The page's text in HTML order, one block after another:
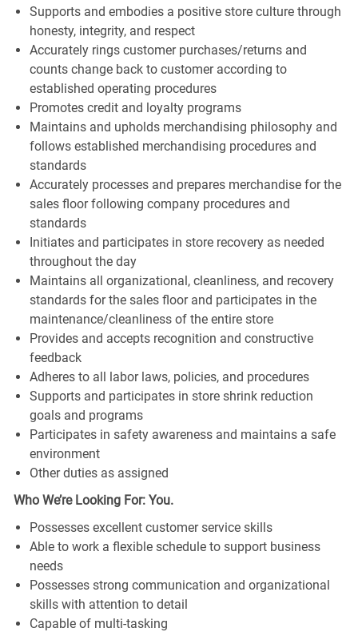
Supports and embodies a positive store culture through
honesty, integrity, and respect
Accurately rings customer purchases/returns and
counts change back to customer according to
established operating procedures
Promotes credit and loyalty programs
Maintains and upholds merchandising philosophy and
follows established merchandising procedures and
standards
Accurately processes and prepares merchandise for the
sales floor following company procedures and
standards
Initiates and participates in store recovery as needed
throughout the day
Maintains all organizational, cleanliness, and recovery
standards for the sales floor and participates in the
maintenance/cleanliness of the entire store
Provides and accepts recognition and constructive
feedback
Adheres to all labor laws, policies, and procedures
Supports and participates in store shrink reduction
goals and programs
Participates in safety awareness and maintains a safe
environment
Other duties as assigned
Who We’re Looking For: You.
Possesses excellent customer service skills
Able to work a flexible schedule to support business
needs
Possesses strong communication and organizational
skills with attention to detail
Capable of multi-tasking